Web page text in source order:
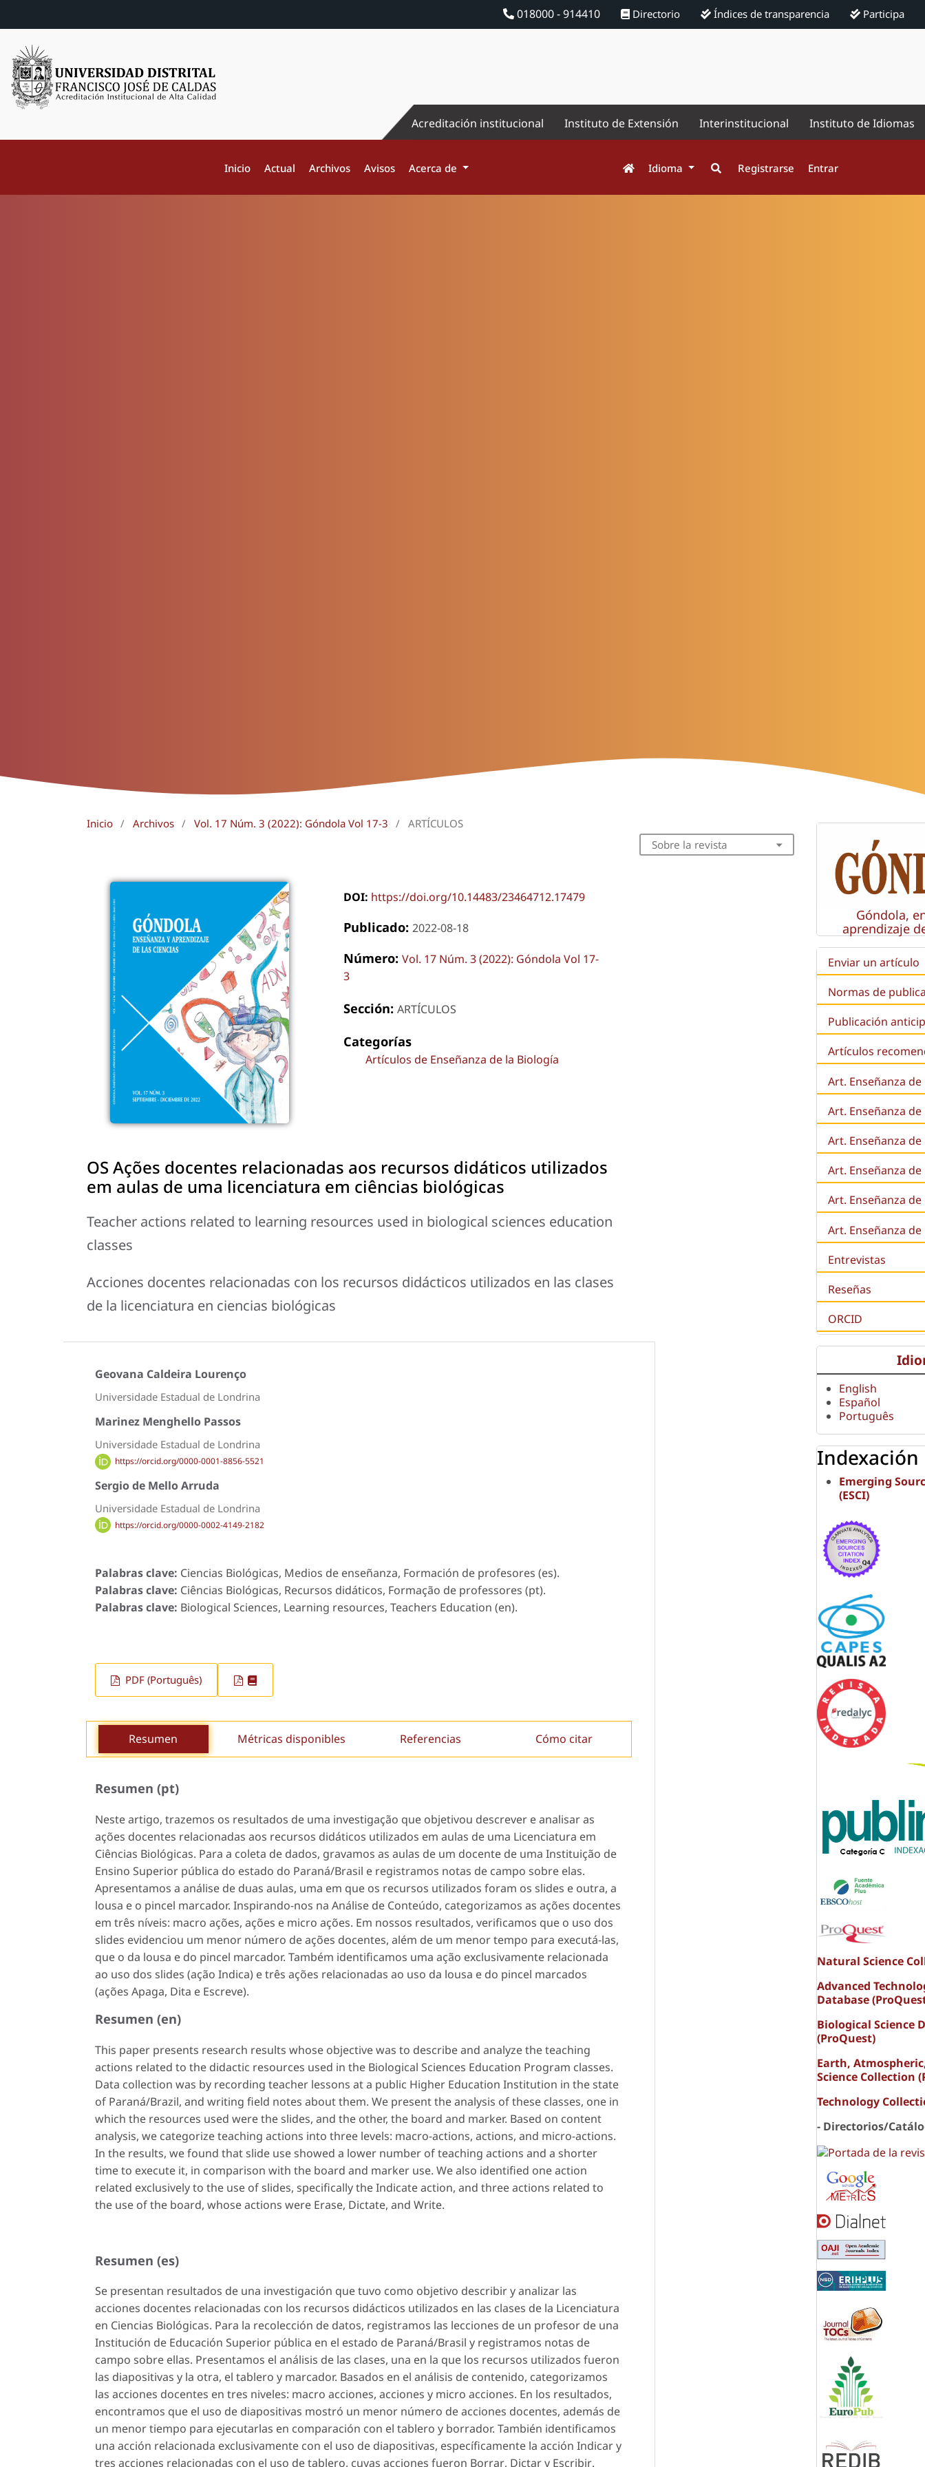
018000 - 914410 Directorio Índices de transparencia Participa
Acreditación institucional Instituto de Extensión Interinstitucional Instituto de Idiomas
Inicio Actual Archivos Avisos Acerca de Idioma Registrarse Entrar
Inicio / Archivos / Vol. 17 Núm. 3 (2022): Góndola Vol 17-3 / ARTÍCULOS
DOI: https://doi.org/10.14483/23464712.17479
Publicado: 2022-08-18
Número: Vol. 17 Núm. 3 (2022): Góndola Vol 17-
3
Sección: ARTÍCULOS
Categorías
Artículos de Enseñanza de la Biología
OS Ações docentes relacionadas aos recursos didáticos utilizados
em aulas de uma licenciatura em ciências biológicas
Teacher actions related to learning resources used in biological sciences education
classes
Acciones docentes relacionadas con los recursos didácticos utilizados en las clases
de la licenciatura en ciencias biológicas
Geovana Caldeira Lourenço
Universidade Estadual de Londrina
Marinez Menghello Passos
Universidade Estadual de Londrina
https://orcid.org/0000-0001-8856-5521
Sergio de Mello Arruda
Universidade Estadual de Londrina
https://orcid.org/0000-0002-4149-2182
Palabras clave: Ciencias Biológicas, Medios de enseñanza, Formación de profesores (es).
Palabras clave: Ciências Biológicas, Recursos didáticos, Formação de professores (pt).
Palabras clave: Biological Sciences, Learning resources, Teachers Education (en).
PDF (Português)
Resumen Métricas disponibles Referencias Cómo citar
Resumen (pt)
Neste artigo, trazemos os resultados de uma investigação que objetivou descrever e analisar as
ações docentes relacionadas aos recursos didáticos utilizados em aulas de uma Licenciatura em
Ciências Biológicas. Para a coleta de dados, gravamos as aulas de um docente de uma Instituição de
Ensino Superior pública do estado do Paraná/Brasil e registramos notas de campo sobre elas.
Apresentamos a análise de duas aulas, uma em que os recursos utilizados foram os slides e outra, a
lousa e o pincel marcador. Inspirando-nos na Análise de Conteúdo, categorizamos as ações docentes
em três níveis: macro ações, ações e micro ações. Em nossos resultados, verificamos que o uso dos
slides evidenciou um menor número de ações docentes, além de um menor tempo para executá-las,
que o da lousa e do pincel marcador. Também identificamos uma ação exclusivamente relacionada
ao uso dos slides (ação Indica) e três ações relacionadas ao uso da lousa e do pincel marcados
(ações Apaga, Dita e Escreve).
Resumen (en)
This paper presents research results whose objective was to describe and analyze the teaching
actions related to the didactic resources used in the Biological Sciences Education Program classes.
Data collection was by recording teacher lessons at a public Higher Education Institution in the state
of Paraná/Brazil, and writing field notes about them. We present the analysis of these classes, one in
which the resources used were the slides, and the other, the board and marker. Based on content
analysis, we categorize teaching actions into three levels: macro-actions, actions, and micro-actions.
In the results, we found that slide use showed a lower number of teaching actions and a shorter
time to execute it, in comparison with the board and marker use. We also identified one action
related exclusively to the use of slides, specifically theIndicateaction, and three actions related to
the use of the board, whose actions were Erase, Dictate, and Write.
Resumen (es)
Se presentan resultados de una investigación que tuvo como objetivo describir y analizar las
acciones docentes relacionadas con los recursos didácticos utilizados en las clases de la Licenciatura
en Ciencias Biológicas. Para la recolección de datos, registramos las lecciones de un profesor de una
Institución de Educación Superior pública en el estado de Paraná/Brasil y registramos notas de
campo sobre ellas. Presentamos el análisis de las clases, una en la que los recursos utilizados fueron
las diapositivas y la otra, el tablero y marcador. Basados en el análisis de contenido, categorizamos
las acciones docentes en tres niveles: macro acciones, acciones y micro acciones. En los resultados,
encontramos que el uso de diapositivas mostró un menor número de acciones docentes, además de
un menor tiempo para ejecutarlas en comparación con el tablero y borrador. También identificamos
una acción relacionada exclusivamente con el uso de diapositivas, específicamente la acción Indicary
tres acciones relacionadas con el uso de tablero, cuyas acciones fueron Borrar, Dictary Escribir.
Sobre la revista
Góndola,
aprendizaje
Enviar un artículo
Normas de
Publicación
Artículos
Art. Enseñanza
Art. Enseñanza
Art. Enseñanza de
Art. Enseñanza de
Art. Enseñanza
Art. Enseñanza
Entrevistas
Reseñas
ORCID
English
Español
Português
Indexación
Emerging
(ESCI)
Natural Science
Advanced
Database
Biological Science
(ProQuest)
Earth,
Science Collection
Technology
- Directorios/